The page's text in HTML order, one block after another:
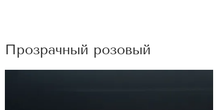
Прозрачный розовый